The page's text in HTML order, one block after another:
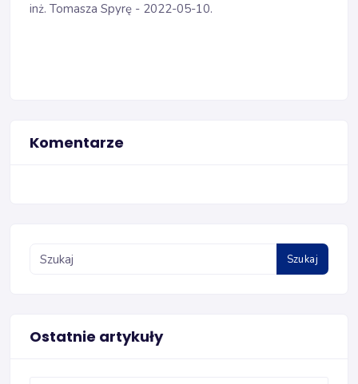
inż. Tomasza Spyrę - 2022-05-10.
Komentarze
Szukaj
Ostatnie artykuły